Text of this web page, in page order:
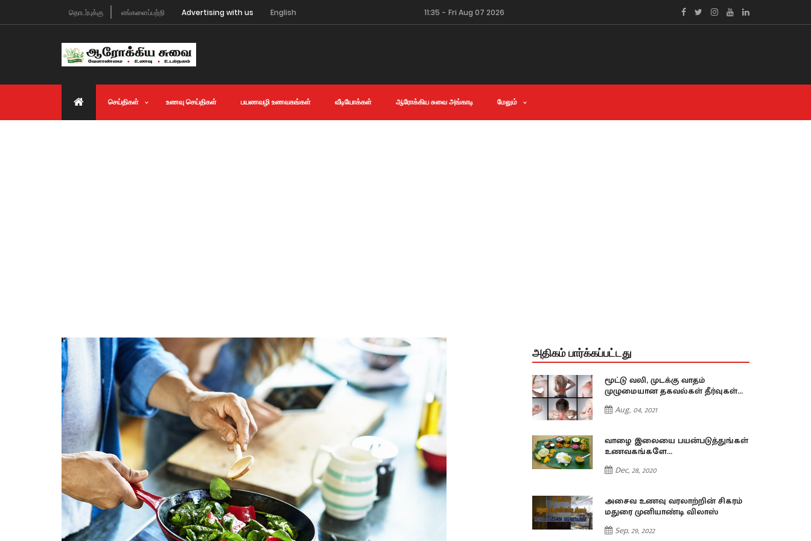
தொடர்புக்கு எங்களைப்பற்றி Advertising with us English 11:35 - Fri Aug 07 2026
செய்திகள் உணவு செய்திகள் பயணவழி உணவகங்கள் வீடியோக்கள் ஆரோக்கிய சுவை அங்காடி மேலும்
அதிகம் பார்க்கப்பட்டது
மூட்டு வலி, முடக்கு வாதம்
முழுமையான தகவல்கள் தீர்வுகள்...
Aug, 04, 2021
வாழை இலையை பயன்படுத்துங்கள்
உணவகங்களே...
Dec, 28, 2020
அசைவ உணவு வரலாற்றின் சிகரம்
மதுரை முனியாண்டி விலாஸ்
Sep, 29, 2022
மூட்டு வலி, முடக்கு வாதம்
முழுமையான தகவல்கள் தீர்வுகள்...
Aug, 04, 2021
வாழை இலையை பயன்படுத்துங்கள்
உணவகங்களே...
Dec, 28, 2020
அசைவ உணவு வரலாற்றின் சிகரம்
மூட்டு வலி, முடக்கு வாதம்
முழுமையான தகவல்கள் தீர்வுகள்...
Aug, 04, 2021
வாழை இலையை பயன்படுத்துங்கள்
உணவகங்களே...
Dec, 28, 2020
அசைவ உணவு வரலாற்றின் சிகரம்
மதுரை முனியாண்டி விலாஸ்
Sep, 29, 2022